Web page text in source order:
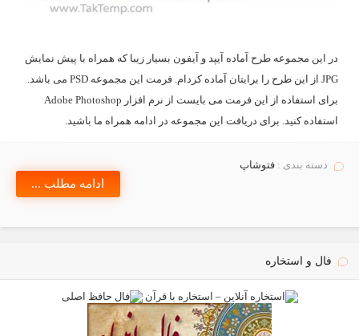
در این مجموعه طرح آماده آیپد و آیفون بسیار زیبا که همراه با پیش نمایش
JPG از این طرح را برایتان آماده کردام. فرمت این مجموعه PSD می باشد.
برای استفاده از این فرمت می بایست از نرم افزار Adobe Photoshop
استفاده کنید. برای دریافت این مجموعه در ادامه همراه ما باشید.
دسته بندی :فتوشاپ
ادامه مطلب ...
فال و استخاره